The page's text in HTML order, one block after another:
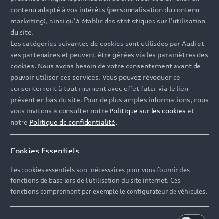
contenu adapté à vos intérêts (personnalisation du contenu
marketing), ainsi qu’à établir des statistiques sur l’utilisation
du site.
Les catégories suivantes de cookies sont utilisées par Audi et
ses partenaires et peuvent être gérées via les paramètres des
cookies. Nous avons besoin de votre consentement avant de
pouvoir utiliser ces services. Vous pouvez révoquer ce
consentement à tout moment avec effet futur via le lien
présent en bas du site. Pour de plus amples informations, nous
vous invitons à consulter notre Politique sur les cookies et
notre Politique de confidentialité.
Cookies Essentiels
Les cookies essentiels sont nécessaires pour vous fournir des
fonctions de base lors de l'utilisation du site internet. Ces
fonctions comprennent par exemple le configurateur de véhicules.
Informations et Service Clients
Accessibilité - Clients Sourds et Malentendants
Trouver mon Partenaire Audi
Berline
Avant
SUV électrique
SUV hybride
SUV
SUV compact
Financer mon Audi
Audi rent : location courte durée
Espace Client Audi Financial Services
Heycar
Voiture hybride
Voiture commerciale
Voiture de direction
SUV société
Achat véhicule de société
Flotte automobile
Entretenir et réparer mon Audi
Offres Après-Vente
Accessoires et équipements
Espace personnel myAudi
Informations client
Functions on Demand
Action de Service EA 189
Audi Assistance
Campagne de rappel Airbag Takata
Histoire du progrès
Notre vision
Nos technologies
myAudi experience
Carrières
© 2026 Audi France. Tous droits réservés.
Mentions légales
Politique sur les cookies
Gérer vos cookies
Politique de confidentialité
Système de lanceur d'alerte
Devis & RDV entretien en ligne
Opérateurs indépendants
Réseau Audi
Recevez toute l'actualité Audi